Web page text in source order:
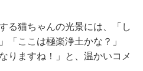
る猫ちゃんの光景には、「し
「ここは極楽浄土かな？」
りますね！」と、温かいコメ